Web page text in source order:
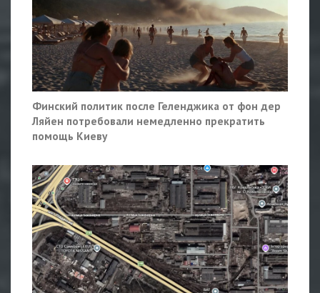
Финский политик после Геленджика от фон дер
Ляйен потребовали немедленно прекратить
помощь Киеву